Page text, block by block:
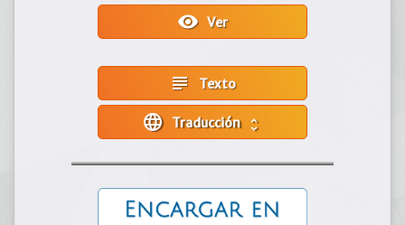
visibility Ver
subject Texto
language unfold_more